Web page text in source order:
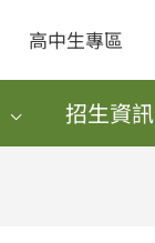
高中生專區
招生資訊